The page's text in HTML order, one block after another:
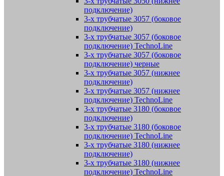
подключение)
3-х трубчатые 3057 (боковое
подключение)
3-х трубчатые 3057 (боковое
подключение) TechnoLine
3-х трубчатые 3057 (боковое
подключение) черные
3-х трубчатые 3057 (нижнее
подключение)
3-х трубчатые 3057 (нижнее
подключение) TechnoLine
3-х трубчатые 3180 (боковое
подключение)
3-х трубчатые 3180 (боковое
подключение) TechnoLine
3-х трубчатые 3180 (нижнее
подключение)
3-х трубчатые 3180 (нижнее
подключение) TechnoLine